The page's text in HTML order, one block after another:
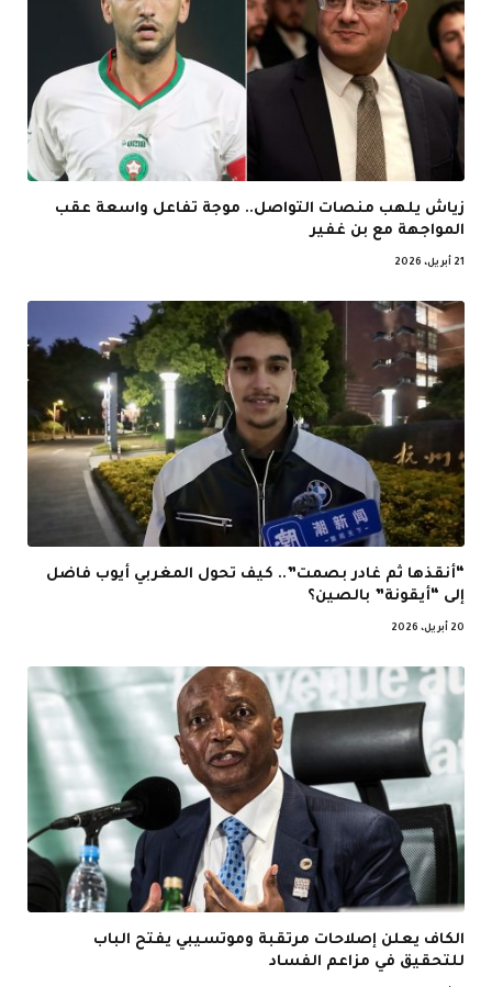
زياش يلهب منصات التواصل.. موجة تفاعل واسعة عقب
المواجهة مع بن غفير
21 أبريل، 2026
“أنقذها ثم غادر بصمت”.. كيف تحول المغربي أيوب فاضل
إلى “أيقونة” بالصين؟
20 أبريل، 2026
الكاف يعلن إصلاحات مرتقبة وموتسيبي يفتح الباب
للتحقيق في مزاعم الفساد